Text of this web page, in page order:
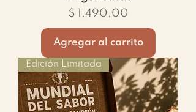
Precio
$ 1.490,00
Agregar al carrito
Edición Limitada